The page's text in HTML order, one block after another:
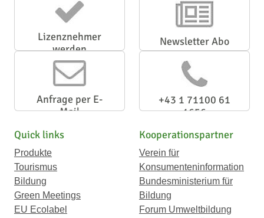
Lizenznehmer
werden
Newsletter Abo
Anfrage per E-
Mail
+43 1 71100 61
1656
Quick links
Produkte
Tourismus
Bildung
Green Meetings
EU Ecolabel
Kooperationspartner
Verein für
Konsumenteninformation
Bundesministerium für
Bildung
Forum Umweltbildung